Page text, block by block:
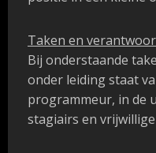
Taken en
Bij onderstaande
onder leiding staat
programmeur, in de
stagiairs en